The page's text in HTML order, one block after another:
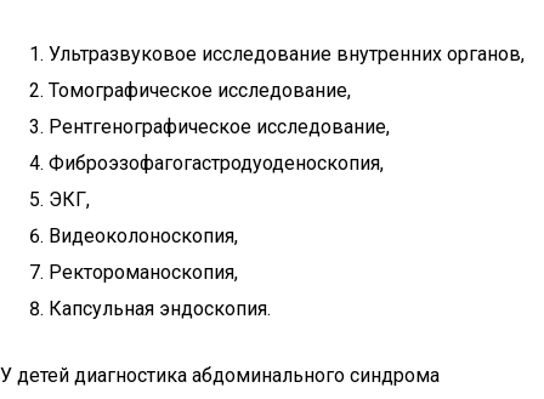
Ультразвуковое исследование внутренних органов,
Томографическое исследование,
Рентгенографическое исследование,
Фиброэзофагогастродуоденоскопия,
ЭКГ,
Видеоколоноскопия,
Ректороманоскопия,
Капсульная эндоскопия.
У детей диагностика абдоминального синдрома